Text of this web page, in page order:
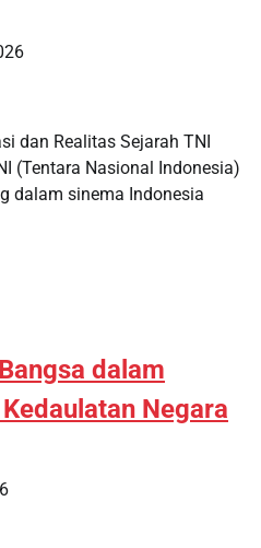
dan Realitas Sejarah TNI
(Tentara Nasional Indonesia)
dalam sinema Indonesia
dalam
Negara